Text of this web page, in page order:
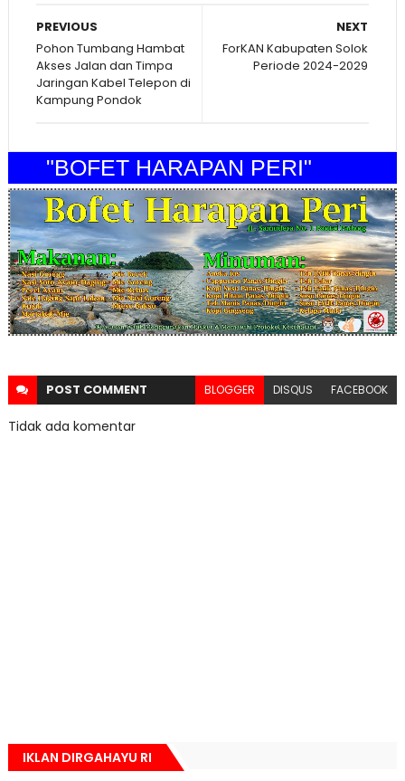
NEXT
ForKAN Kabupaten Solok
Periode 2024-2029
PREVIOUS
Pohon Tumbang Hambat
Akses Jalan dan Timpa
Jaringan Kabel Telepon di
Kampung Pondok
"BOFET HARAPAN PERI"
POST COMMENT BLOGGER DISQUS FACEBOOK
Tidak ada komentar
IKLAN DIRGAHAYU RI